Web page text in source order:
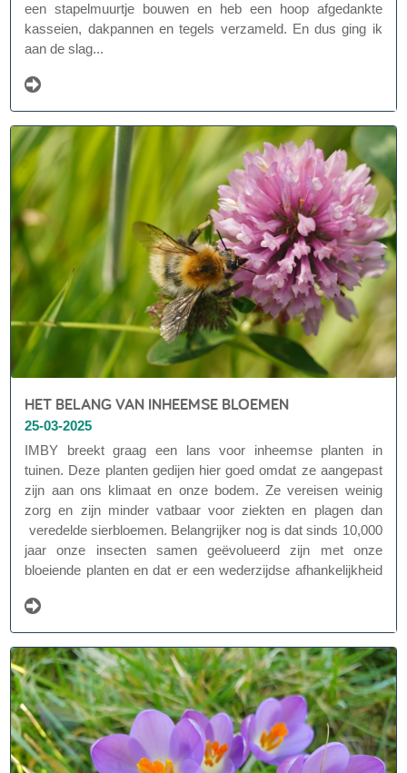
een stapelmuurtje bouwen en heb een hoop afgedankte
kasseien, dakpannen en tegels verzameld. En dus ging ik
aan de slag...
HET BELANG VAN INHEEMSE BLOEMEN
25-03-2025
IMBY breekt graag een lans voor inheemse planten in
tuinen. Deze planten gedijen hier goed omdat ze aangepast
zijn aan ons klimaat en onze bodem. Ze vereisen weinig
zorg en zijn minder vatbaar voor ziekten en plagen dan
veredelde sierbloemen. Belangrijker nog is dat sinds 10,000
jaar onze insecten samen geëvolueerd zijn met onze
bloeiende planten en dat er een wederzijdse afhankelijkheid